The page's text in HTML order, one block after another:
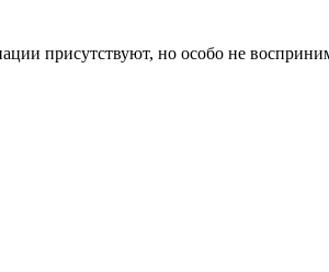
присутствуют, но особо не